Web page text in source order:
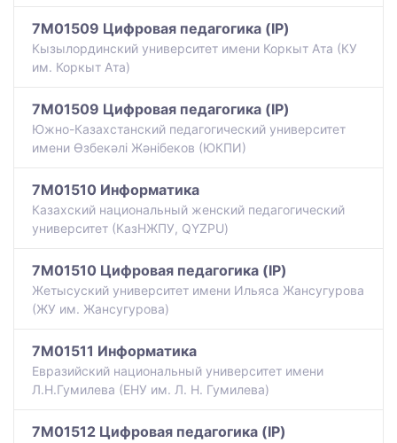
7M01509 Цифровая педагогика (IP)
Кызылординский университет имени Коркыт Ата (КУ
им. Коркыт Ата)
7M01509 Цифровая педагогика (IP)
Южно-Казахстанский педагогический университет
имени Өзбекәлі Жәнібеков (ЮКПИ)
7M01510 Информатика
Казахский национальный женский педагогический
университет (КазНЖПУ, QYZPU)
7M01510 Цифровая педагогика (IP)
Жетысуский университет имени Ильяса Жансугурова
(ЖУ им. Жансугурова)
7M01511 Информатика
Евразийский национальный университет имени
Л.Н.Гумилева (ЕНУ им. Л. Н. Гумилева)
7M01512 Цифровая педагогика (IP)